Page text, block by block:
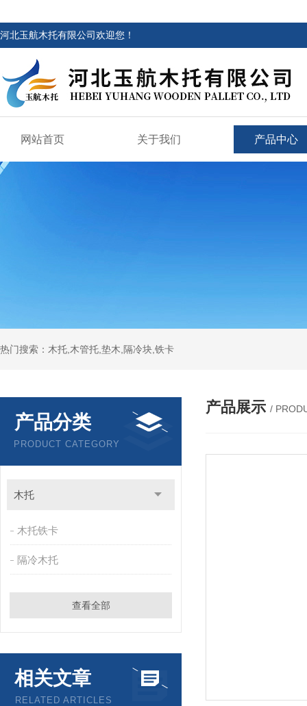
河北玉航木托有限公司欢迎您！
网站首页 关于我们 产品中心
热门搜索：木托,木管托,垫木,隔冷块,铁卡
产品分类
PRODUCT CATEGORY
木托
木托铁卡
隔冷木托
查看全部
相关文章
RELATED ARTICLES
产品展示 /